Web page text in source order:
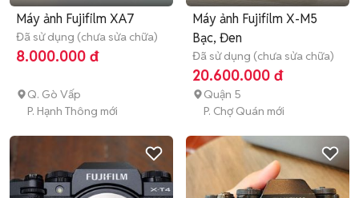
Máy ảnh Fujifilm XA7
Đã sử dụng (chưa sửa chữa)
8.000.000 đ
Q. Gò Vấp
P. Hạnh Thông mới
Máy ảnh Fujifilm X-M5
Bạc, Đen
Đã sử dụng (chưa sửa chữa)
20.600.000 đ
Quận 5
P. Chợ Quán mới